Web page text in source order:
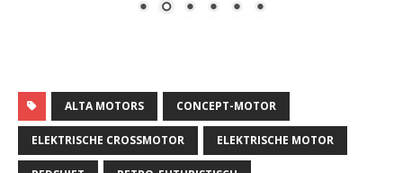
ALTA MOTORS CONCEPT-MOTOR
ELEKTRISCHE CROSSMOTOR ELEKTRISCHE MOTOR